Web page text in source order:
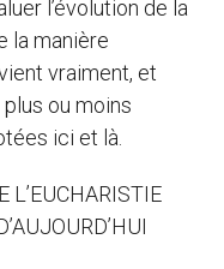
l’évolution de la
la manière
vraiment, et
ou moins
ici et là.
L’EUCHARISTIE